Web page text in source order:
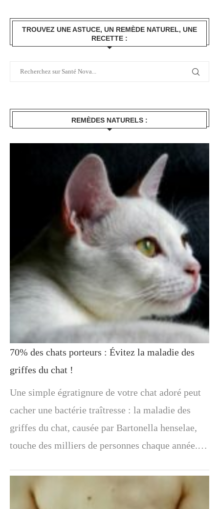
TROUVEZ UNE ASTUCE, UN REMÈDE NATUREL, UNE
RECETTE :
REMÈDES NATURELS :
70% des chats porteurs : Évitez la maladie des
griffes du chat !
Une simple égratignure de votre chat adoré peut
cacher une bactérie traîtresse : la maladie des
griffes du chat, causée par Bartonella henselae,
touche des milliers de personnes chaque année.…